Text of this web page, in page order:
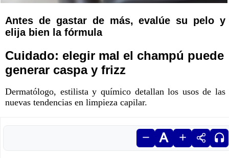
Antes de gastar de más, evalúe su pelo y
elija bien la fórmula
Cuidado: elegir mal el champú puede
generar caspa y frizz
Dermatólogo, estilista y químico detallan los usos de las
nuevas tendencias en limpieza capilar.